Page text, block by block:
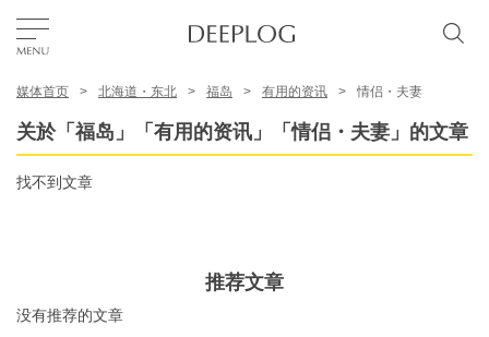
TOP
特色主题
媒体首页 北海道・东北 福岛 有用的资讯 情侣・夫妻
关於「福岛」「有用的资讯」「情侣・夫妻」的文章
找不到文章
推荐文章
没有推荐的文章